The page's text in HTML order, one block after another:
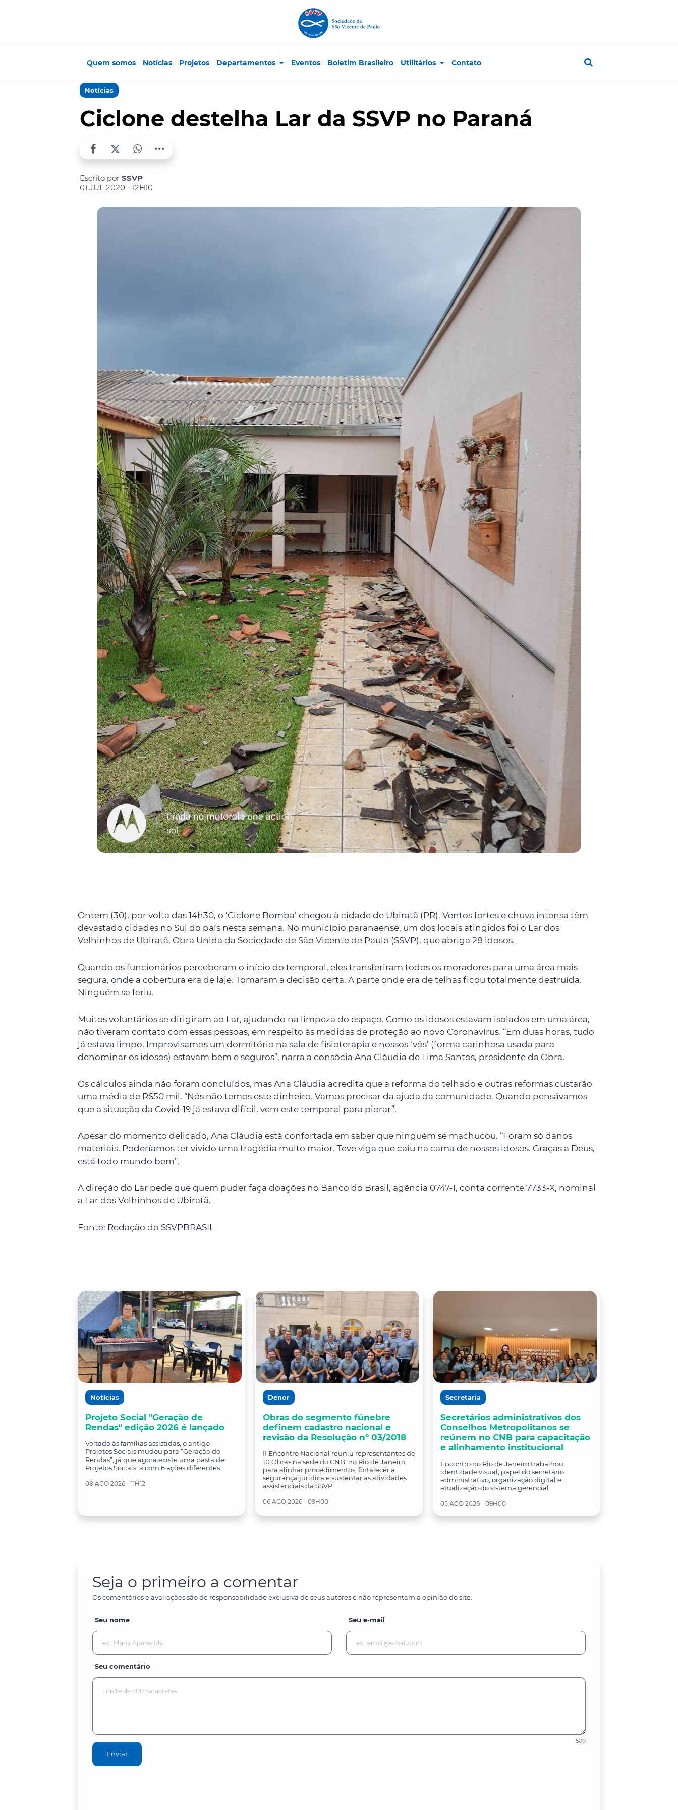
Quem somos Notícias Projetos Departamentos Eventos Boletim Brasileiro Utilitários Contato
Notícias
Ciclone destelha Lar da SSVP no Paraná
Escrito por SSVP
01 JUL 2020 - 12H10
Ontem (30), por volta das 14h30, o ‘Ciclone Bomba’ chegou à cidade de Ubiratã (PR). Ventos fortes e chuva intensa têm
devastado cidades no Sul do país nesta semana. No município paranaense, um dos locais atingidos foi o Lar dos
Velhinhos de Ubiratã, Obra Unida da Sociedade de São Vicente de Paulo (SSVP), que abriga 28 idosos.
Quando os funcionários perceberam o início do temporal, eles transferiram todos os moradores para uma área mais
segura, onde a cobertura era de laje. Tomaram a decisão certa. A parte onde era de telhas ficou totalmente destruída.
Ninguém se feriu.
Muitos voluntários se dirigiram ao Lar, ajudando na limpeza do espaço. Como os idosos estavam isolados em uma área,
não tiveram contato com essas pessoas, em respeito às medidas de proteção ao novo Coronavírus. “Em duas horas, tudo
já estava limpo. Improvisamos um dormitório na sala de fisioterapia e nossos ‘vôs’ (forma carinhosa usada para
denominar os idosos) estavam bem e seguros”, narra a consócia Ana Cláudia de Lima Santos, presidente da Obra.
Os cálculos ainda não foram concluídos, mas Ana Cláudia acredita que a reforma do telhado e outras reformas custarão
uma média de R$50 mil. “Nós não temos este dinheiro. Vamos precisar da ajuda da comunidade. Quando pensávamos
que a situação da Covid-19 já estava difícil, vem este temporal para piorar”.
Apesar do momento delicado, Ana Cláudia está confortada em saber que ninguém se machucou. “Foram só danos
materiais. Poderíamos ter vivido uma tragédia muito maior. Teve viga que caiu na cama de nossos idosos. Graças a Deus,
está todo mundo bem”.
A direção do Lar pede que quem puder faça doações no Banco do Brasil, agência 0747-1, conta corrente 7733-X, nominal
a Lar dos Velhinhos de Ubiratã.
Fonte: Redação do SSVPBRASIL
Notícias
Projeto Social "Geração de
Rendas" edição 2026 é lançado
Voltado às famílias assistidas, o antigo
Projetos Sociais mudou para “Geração de
Rendas”, já que agora existe uma pasta de
Projetos Sociais, a com 6 ações diferentes
08 AGO 2026 - 11H12
Denor
Obras do segmento fúnebre
definem cadastro nacional e
revisão da Resolução nº 03/2018
II Encontro Nacional reuniu representantes de
10 Obras na sede do CNB, no Rio de Janeiro,
para alinhar procedimentos, fortalecer a
segurança jurídica e sustentar as atividades
assistenciais da SSVP
06 AGO 2026 - 09H00
Secretaria
Secretários administrativos dos
Conselhos Metropolitanos se
reúnem no CNB para capacitação
e alinhamento institucional
Encontro no Rio de Janeiro trabalhou
identidade visual, papel do secretário
administrativo, organização digital e
atualização do sistema gerencial
05 AGO 2026 - 09H00
Seja o primeiro a comentar
Os comentários e avaliações são de responsabilidade exclusiva de seus autores e não representam a opinião do site.
Seu nome Seu e-mail
Seu comentário
500
Enviar